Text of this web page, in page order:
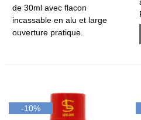
de 30ml avec flacon
incassable en alu et large
ouverture pratique.
-10%